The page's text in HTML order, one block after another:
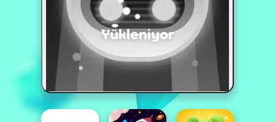
Yükleniyor